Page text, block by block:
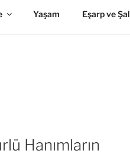
Yaşam Eşarp ve Şal
Hanımların